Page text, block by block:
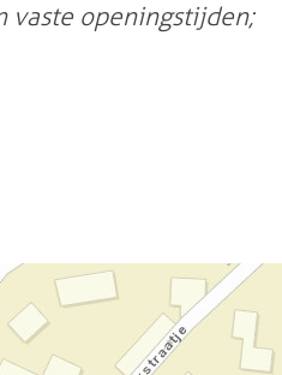
vaste openingstijden;